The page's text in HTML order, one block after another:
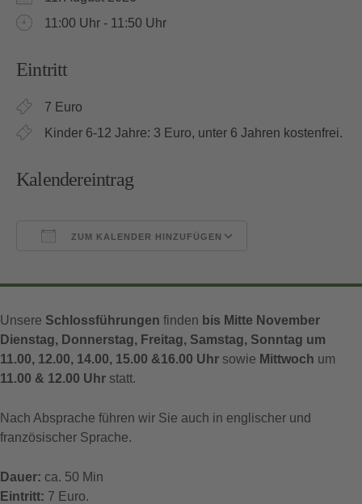
11:00 Uhr - 11:50 Uhr
Eintritt
7 Euro
Kinder 6-12 Jahre: 3 Euro, unter 6 Jahren kostenfrei.
Kalendereintrag
ZUM KALENDER HINZUFÜGEN
Unsere Schlossführungen finden bis Mitte November
Dienstag, Donnerstag, Freitag, Samstag, Sonntag um
11.00, 12.00, 14.00, 15.00 &16.00 Uhr sowie Mittwoch um
11.00 & 12.00 Uhr statt.
Nach Absprache führen wir Sie auch in englischer und
französischer Sprache.
Dauer: ca. 50 Min
Eintritt: 7 Euro.